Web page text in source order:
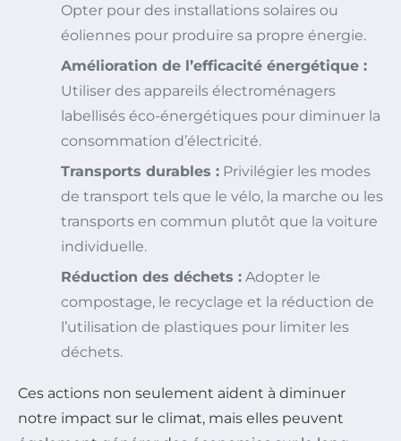
Opter pour des installations solaires ou
éoliennes pour produire sa propre énergie.
Amélioration de l’efficacité énergétique :
Utiliser des appareils électroménagers
labellisés éco-énergétiques pour diminuer la
consommation d’électricité.
Transports durables : Privilégier les modes
de transport tels que le vélo, la marche ou les
transports en commun plutôt que la voiture
individuelle.
Réduction des déchets : Adopter le
compostage, le recyclage et la réduction de
l’utilisation de plastiques pour limiter les
déchets.
Ces actions non seulement aident à diminuer
notre impact sur le climat, mais elles peuvent